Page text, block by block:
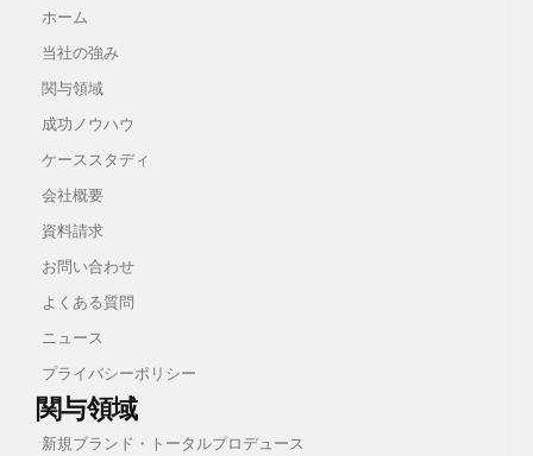
ホーム
当社の強み
関与領域
成功ノウハウ
ケーススタディ
会社概要
資料請求
お問い合わせ
よくある質問
ニュース
プライバシーポリシー
関与領域
新規ブランド・トータルプロデュース